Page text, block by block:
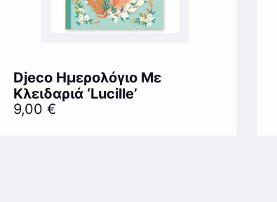
Djeco Ημερολόγιο Με
Κλειδαριά ‘Lucille’
9,00€